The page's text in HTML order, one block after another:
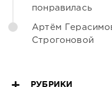
понравилась
Артём
Строгоновой
РУБРИКИ